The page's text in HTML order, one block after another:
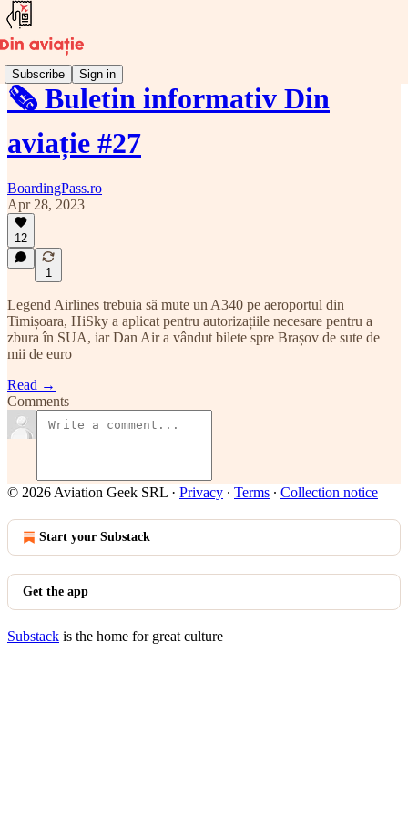
Subscribe Sign in
🗞️ Buletin informativ Din
aviație #27
BoardingPass.ro
Apr 28, 2023
12
1
Legend Airlines trebuia să mute un A340 pe aeroportul din
Timișoara, HiSky a aplicat pentru autorizațiile necesare pentru a
zbura în SUA, iar Dan Air a vândut bilete spre Brașov de sute de
mii de euro
Read →
Comments
© 2026 Aviation Geek SRL · Privacy ∙ Terms ∙ Collection notice
Start your Substack
Get the app
Substack is the home for great culture